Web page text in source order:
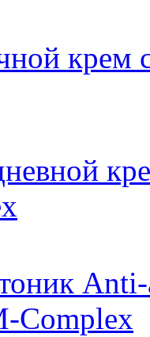
крем
Anti-
Complex